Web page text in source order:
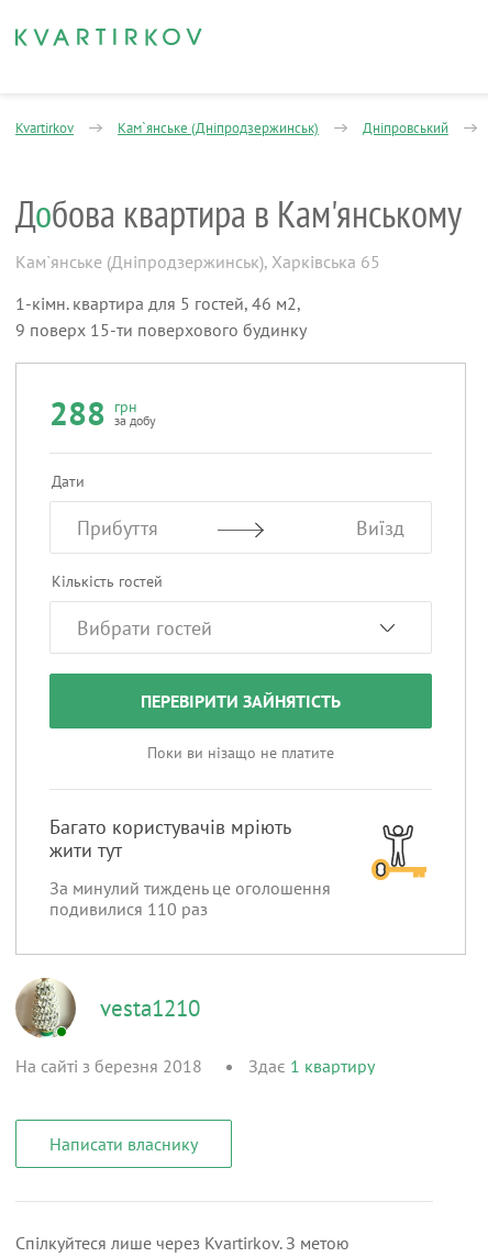
Kvartirkov Кам`янське (Дніпродзержинськ) Дніпровський
Добова квартира в Кам'янському
Кам`янське (Дніпродзержинськ), Харківська 65
1-кімн. квартира для 5 гостей, 46 м2,
9 поверх 15-ти поверхового будинку
288 грн
за добу
Дати
Прибуття Виїзд
Кількість гостей
ПЕРЕВІРИТИ ЗАЙНЯТІСТЬ
Поки ви нізащо не платите
Багато користувачів мріють
жити тут
За минулий тиждень це оголошення
подивилися 110 раз
vesta1210
На сайті з березня 2018 Здає 1 квартиру
Написати власнику
Спілкуйтеся лише через Kvartirkov. З метою